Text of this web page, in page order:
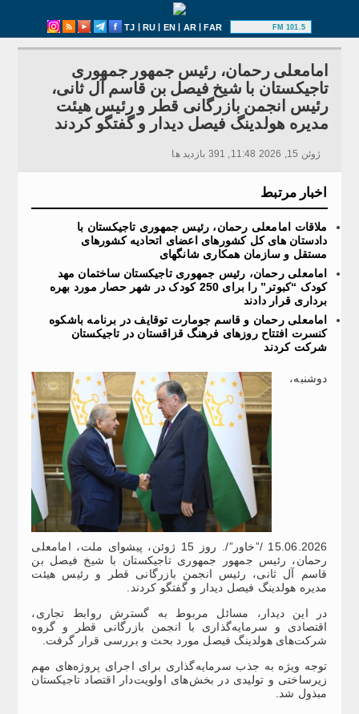
TJ | RU | EN | AR|FAR 101.5 FM
امامعلی رحمان، رئیس جمهور جمهوری
تاجیکستان با شیخ فیصل بن قاسم آل ثانی،
رئیس انجمن بازرگانی قطر و رئیس هیئت
مدیره هولدینگ فیصل دیدار و گفتگو کردند
ژوئن 15, 2026 11:48, 391 بازدید ها
اخبار مرتبط
ملاقات امامعلی رحمان، رئیس جمهوری تاجیکستان با
دادستان های کل کشورهای اعضای اتحادیه کشورهای
مستقل و سازمان همکاری شانگهای
امامعلی رحمان، رئیس جمهوری تاجیکستان ساختمان مهد
کودک “کبوتر” را برای 250 کودک در شهر حصار مورد بهره
برداری قرار دادند
امامعلی رحمان و قاسم جومارت توقایف در برنامه باشکوه
کنسرت افتتاح روزهای فرهنگ قزاقستان در تاجیکستان
شرکت کردند
دوشنبه،
15.06.2026 /”خاور”/. روز 15 ژوئن، پیشوای ملت، امامعلی
رحمان، رئیس جمهور جمهوری تاجیکستان با شیخ فیصل بن
قاسم آل ثانی، رئیس انجمن بازرگانی قطر و رئیس هیئت
مدیره هولدینگ فیصل دیدار و گفتگو کردند.
در این دیدار، مسائل مربوط به گسترش روابط تجاری،
اقتصادی و سرمایه‌گذاری با انجمن بازرگانی قطر و گروه
شرکت‌های هولدینگ فیصل مورد بحث و بررسی قرار گرفت.
توجه ویژه‌ به جذب سرمایه‌گذاری برای اجرای پروژه‌های مهم
زیرساختی و تولیدی در بخش‌های اولویت‌دار اقتصاد تاجیکستان
مبذول شد.